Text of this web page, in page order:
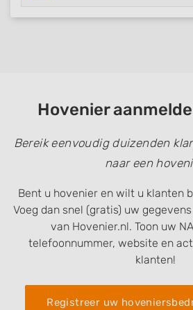
Hovenier
Bereik eenvoudig duizenden
naar een
Bent u hovenier en wilt u klanten
Voeg dan snel (gratis) uw
van Hovenier.nl. Toon uw
telefoonnummer, website en
klanten!
Registreer uw